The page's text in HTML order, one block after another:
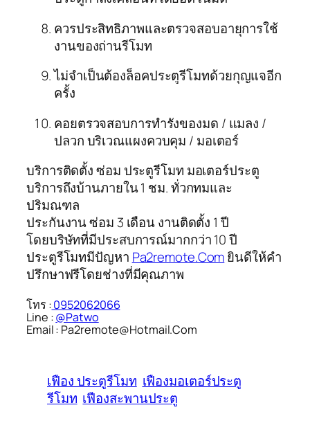
ควรประสิทธิภาพและตรวจสอบอายุการใช้
งานของถ่านรีโมท
ไม่จำเป็นต้องล็อคประตูรีโมทด้วยกุญแจอีก
ครั้ง
คอยตรวจสอบการทำรังของมด / แมลง /
ปลวก บริเวณแผงควบคุม / มอเตอร์
บริการติดตั้ง ซ่อม ประตูรีโมท มอเตอร์ประตู
บริการถึงบ้านภายใน 1 ชม. ทั่วกทมและ
ปริมณฑล
ประกันงาน ซ่อม 3 เดือน งานติดตั้ง 1 ปี
โดยบริษัทที่มีประสบการณ์มากกว่า 10 ปี
ประตูรีโมทมีปัญหา Pa2remote.Comยินดีให้คำ
ปรึกษาฟรีโดยช่างที่มีคุณภาพ
โทร :0952062066
Line :@Patwo
Email : Pa2remote@Hotmail.Com
เฟือง ประตูรีโมท เฟืองมอเตอร์ประตู
รีโมท เฟืองสะพานประตู